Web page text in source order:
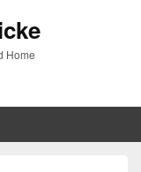
Home